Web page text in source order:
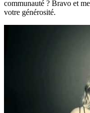
communauté ? Bravo et
votre générosité.